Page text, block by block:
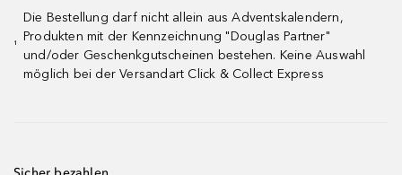
¹
Die Bestellung darf nicht allein aus Adventskalendern,
Produkten mit der Kennzeichnung "Douglas Partner"
und/oder Geschenkgutscheinen bestehen. Keine Auswahl
möglich bei der Versandart Click & Collect Express